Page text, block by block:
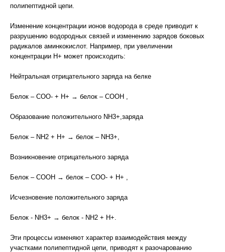
полипептидной цепи.
Изменение концентрации ионов водорода в среде приводит к
разрушению водородных связей и изменению зарядов боковых
радикалов аминкокислот. Например, при увеличении
концентрации Н+ может происходить:
Нейтральная отрицательного заряда на белке
Белок – СОО- + Н+ → белок – СООН ,
Образование положительного NH3+,заряда
Белок – NH2 + Н+ → белок – NH3+,
Возникновение отрицательного заряда
Белок – СООН → белок – СОО- + Н+ ,
Исчезновение положительного заряда
Белок - NH3+ → белок - NH2 + Н+.
Эти процессы изменяют характер взаимодействия между
участками полипептидной цепи, приводят к разочарованию